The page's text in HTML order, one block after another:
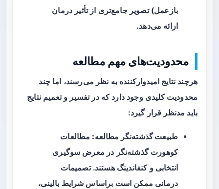
بازعمل) تصویر جامع‌تری از تأثیر درمان
ارائه می‌دهد.
محدودیت‌های مهم مطالعه
هرچند نتایج امیدوارکننده به نظر می‌رسند، اما چند
محدودیت کلیدی وجود دارد که در تفسیر و تعمیم نتایج
باید مدنظر قرار گیرد:
طبیعت گذشته‌نگر مطالعه: مطالعات
کوهورت گذشته‌نگر در معرض سوگیری
انتخابی و کنفاندینگ هستند. تصمیمات
درمانی ممکن است براساس شرایط بالینی،